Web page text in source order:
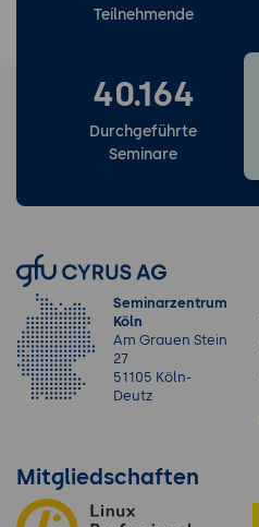
Teilnehmende
40.164
Durchgeführte
Seminare
Seminarzentrum
Köln
Am Grauen Stein
27
51105 Köln-
Deutz
Mitgliedschaften